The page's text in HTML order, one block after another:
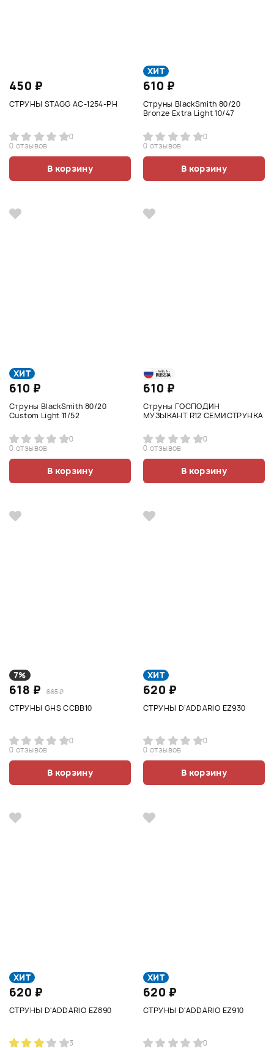
450 ₽
СТРУНЫ STAGG AC-1254-PH
0
0 отзывов
В корзину
ХИТ
610 ₽
Струны BlackSmith 80/20
Bronze Extra Light 10/47
0
0 отзывов
В корзину
ХИТ
610 ₽
Струны BlackSmith 80/20
Custom Light 11/52
0
0 отзывов
В корзину
610 ₽
Струны ГОСПОДИН
МУЗЫКАНТ R12 СЕМИСТРУНКА
0
0 отзывов
В корзину
7%
618 ₽ 665 ₽
СТРУНЫ GHS CCBB10
0
0 отзывов
В корзину
ХИТ
620 ₽
СТРУНЫ D'ADDARIO EZ930
0
0 отзывов
В корзину
ХИТ
620 ₽
СТРУНЫ D'ADDARIO EZ890
3
ХИТ
620 ₽
СТРУНЫ D'ADDARIO EZ910
0